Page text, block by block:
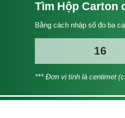
Tìm Hộp Carton
Bằng cách nhập số đo ba
*** Đơn vị tính là centimet